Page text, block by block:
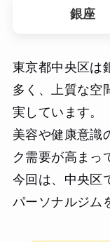
銀座
東京都中央区は
多く、上質な空
実しています。
美容や健康意識
ク需要が高まっ
今回は、中央区
パーソナルジム